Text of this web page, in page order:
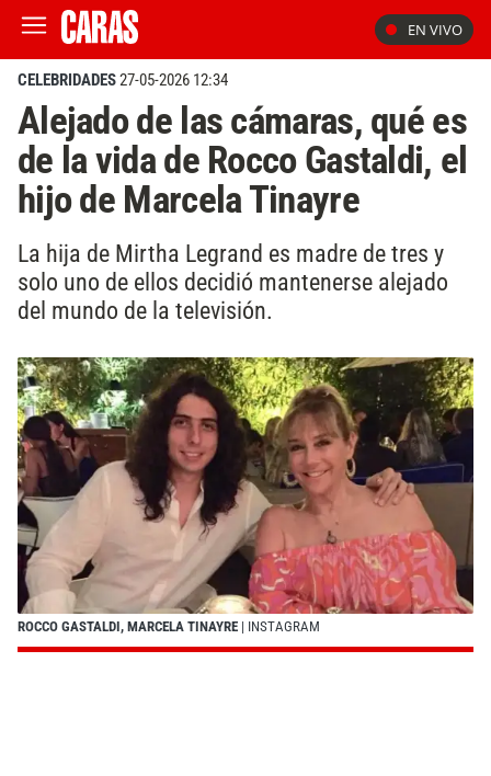
EN VIVO
CELEBRIDADES27-05-2026 12:34
Alejado de las cámaras, qué es
de la vida de Rocco Gastaldi, el
hijo de Marcela Tinayre
La hija de Mirtha Legrand es madre de tres y
solo uno de ellos decidió mantenerse alejado
del mundo de la televisión.
ROCCO GASTALDI, MARCELA TINAYRE | INSTAGRAM